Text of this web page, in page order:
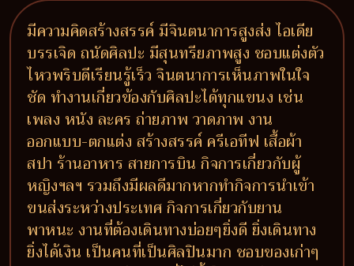
มีความคิดสร้างสรรค์ มีจินตนาการสูงส่ง ไอเดีย
บรรเจิด ถนัดศิลปะ มีสุนทรียภาพสูง ชอบแต่งตัว
ไหวพริบดีเรียนรู้เร็ว จินตนาการเห็นภาพในใจ
ชัด ทำงานเกี่ยวข้องกับศิลปะได้ทุกแขนง เช่น
เพลง หนัง ละคร ถ่ายภาพ วาดภาพ งาน
ออกแบบ-ตกแต่ง สร้างสรรค์ ครีเอทีฟ เสื้อผ้า
สปา ร้านอาหาร สายการบิน กิจการเกี่ยวกับผู้
หญิงฯลฯ รวมถึงมีผลดีมากหากทำกิจการนำเข้า
ขนส่งระหว่างประเทศ กิจการเกี่ยวกับยาน
พาหนะ งานที่ต้องเดินทางบ่อยๆยิ่งดี ยิ่งเดินทาง
ยิ่งได้เงิน เป็นคนที่เป็นศิลปินมาก ชอบของเก่าๆ